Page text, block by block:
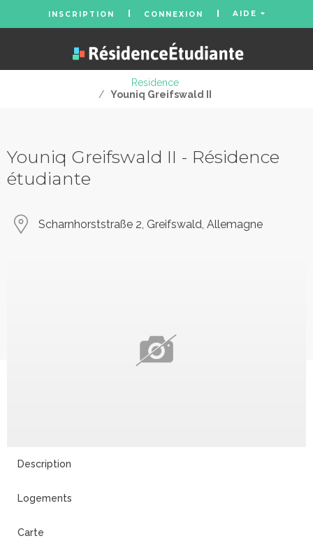
INSCRIPTION CONNEXION AIDE
Residence
/ Youniq Greifswald II
Youniq Greifswald II - Résidence
étudiante
Scharnhorststraße 2, Greifswald, Allemagne
Description
Logements
Carte